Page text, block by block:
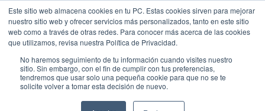
Este sitio web almacena cookies en tu PC. Estas cookies sirven para mejorar
nuestro sitio web y ofrecer servicios más personalizados, tanto en este sitio
web como a través de otras redes. Para conocer más acerca de las cookies
que utilizamos, revisa nuestra Política de Privacidad.
No haremos seguimiento de tu información cuando visites nuestro
sitio. Sin embargo, con el fin de cumplir con tus preferencias,
tendremos que usar solo una pequeña cookie para que no se te
solicite volver a tomar esta decisión de nuevo.
Nombre